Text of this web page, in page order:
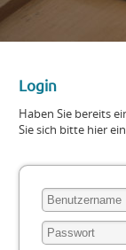
Login
Haben Sie bereits
Sie sich bitte hier